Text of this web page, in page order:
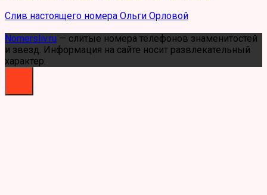
Слив настоящего номера Ольги Орловой
Nomersliv.ru — слитые номера телефонов знаменитостей
и звезд. Информация на сайте носит развлекательный
характер.